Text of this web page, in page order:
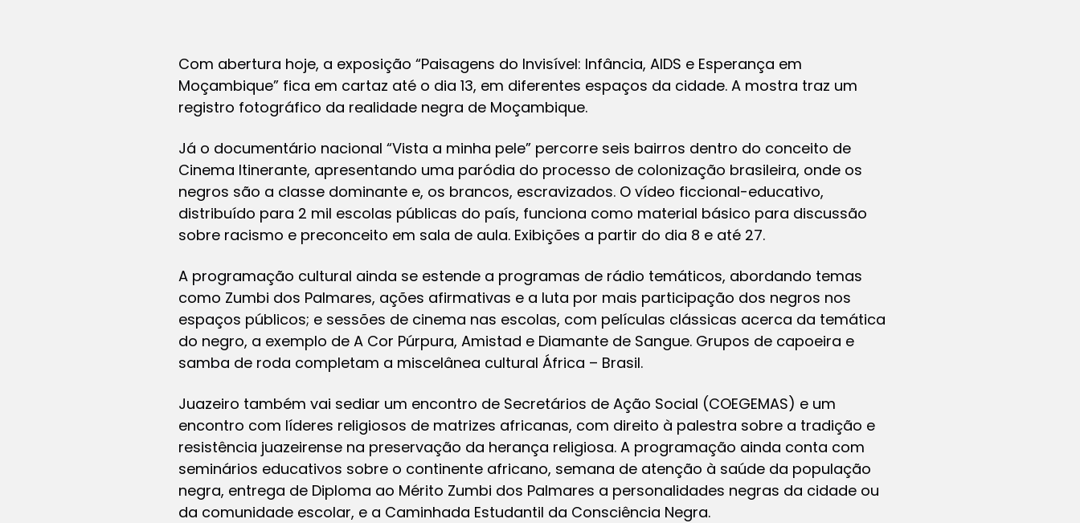
Com abertura hoje, a exposição “Paisagens do Invisível: Infância, AIDS e Esperança em
Moçambique” fica em cartaz até o dia 13, em diferentes espaços da cidade. A mostra traz um
registro fotográfico da realidade negra de Moçambique.
Já o documentário nacional “Vista a minha pele” percorre seis bairros dentro do conceito de
Cinema Itinerante, apresentando uma paródia do processo de colonização brasileira, onde os
negros são a classe dominante e, os brancos, escravizados. O vídeo ficcional-educativo,
distribuído para 2 mil escolas públicas do país, funciona como material básico para discussão
sobre racismo e preconceito em sala de aula. Exibições a partir do dia 8 e até 27.
A programação cultural ainda se estende a programas de rádio temáticos, abordando temas
como Zumbi dos Palmares, ações afirmativas e a luta por mais participação dos negros nos
espaços públicos; e sessões de cinema nas escolas, com películas clássicas acerca da temática
do negro, a exemplo de A Cor Púrpura, Amistad e Diamante de Sangue. Grupos de capoeira e
samba de roda completam a miscelânea cultural África – Brasil.
Juazeiro também vai sediar um encontro de Secretários de Ação Social (COEGEMAS) e um
encontro com líderes religiosos de matrizes africanas, com direito à palestra sobre a tradição e
resistência juazeirense na preservação da herança religiosa. A programação ainda conta com
seminários educativos sobre o continente africano, semana de atenção à saúde da população
negra, entrega de Diploma ao Mérito Zumbi dos Palmares a personalidades negras da cidade ou
da comunidade escolar, e a Caminhada Estudantil da Consciência Negra.